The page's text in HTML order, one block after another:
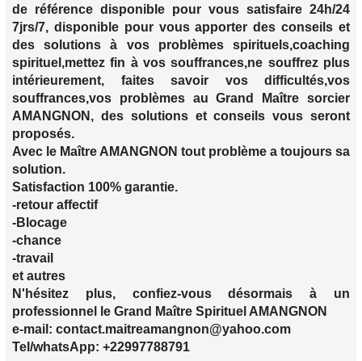
de référence disponible pour vous satisfaire 24h/24
7jrs/7, disponible pour vous apporter des conseils et
des solutions à vos problèmes spirituels,coaching
spirituel,mettez fin à vos souffrances,ne souffrez plus
intérieurement, faites savoir vos difficultés,vos
souffrances,vos problèmes au Grand Maître sorcier
AMANGNON, des solutions et conseils vous seront
proposés.
Avec le Maître AMANGNON tout problème a toujours sa
solution.
Satisfaction 100% garantie.
-retour affectif
-Blocage
-chance
-travail
et autres
N'hésitez plus, confiez-vous désormais à un
professionnel le Grand Maître Spirituel AMANGNON
e-mail: contact.maitreamangnon@yahoo.com
Tel/whatsApp: +22997788791